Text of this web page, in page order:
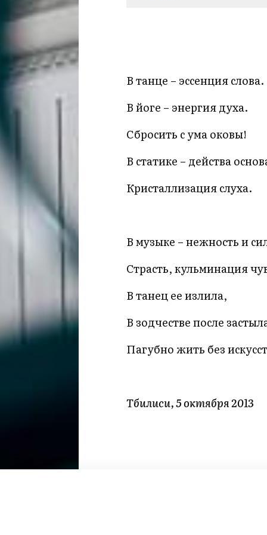
В танце – эссенция слова.
В йоге – энергия духа.
Сбросить с ума оковы!
В статике – действа
Кристаллизация слуха.
В музыке – нежность и
Страсть, кульминация
В танец ее излила,
В зодчестве после
Пагубно жить без
Тбилиси, 5 октября 2013